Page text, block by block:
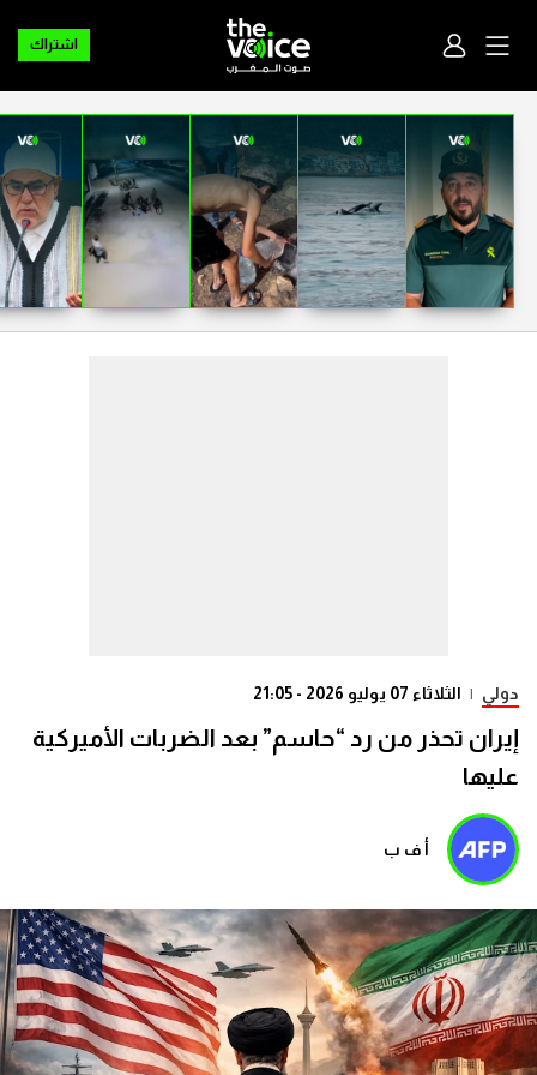
اشتراك
دولي | الثلاثاء 07 يوليو 2026 - 21:05
إيران تحذر من رد “حاسم” بعد الضربات الأميركية
عليها
أ ف ب